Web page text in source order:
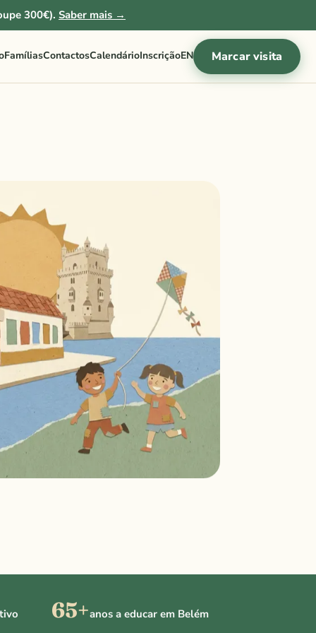
300€). Saber mais →
FamíliasContactosCalendárioInscriçãoEN Marcar visita
65+anos a educar em Belém